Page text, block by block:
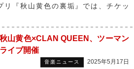
リ『秋山黄色の裏垢』では、チケッ
秋山黄色×CLAN QUEEN、ツーマン
ライブ開催
音楽ニュース 2025年5月17日